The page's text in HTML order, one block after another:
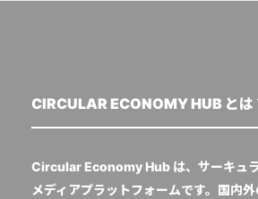
CIRCULAR ECONOMY HUB とは
Circular Economy Hub は、サーキュ
メディアプラットフォームです。国内